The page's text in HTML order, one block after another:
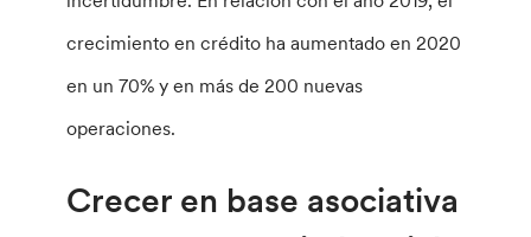
crecimiento en crédito ha aumentado en 2020
en un 70% y en más de 200 nuevas
operaciones.
Crecer en base asociativa